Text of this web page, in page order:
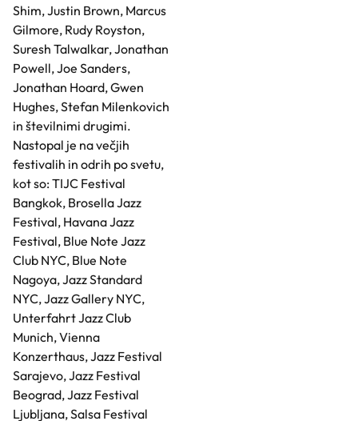
Shim, Justin Brown, Marcus
Gilmore, Rudy Royston,
Suresh Talwalkar, Jonathan
Powell, Joe Sanders,
Jonathan Hoard, Gwen
Hughes, Stefan Milenkovich
in številnimi drugimi.
Nastopal je na večjih
festivalih in odrih po svetu,
kot so: TIJC Festival
Bangkok, Brosella Jazz
Festival, Havana Jazz
Festival, Blue Note Jazz
Club NYC, Blue Note
Nagoya, Jazz Standard
NYC, Jazz Gallery NYC,
Unterfahrt Jazz Club
Munich, Vienna
Konzerthaus, Jazz Festival
Sarajevo, Jazz Festival
Beograd, Jazz Festival
Ljubljana, Salsa Festival